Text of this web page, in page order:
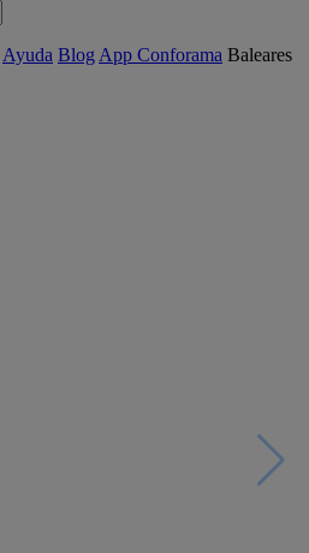
Ayuda Blog App Conforama Baleares